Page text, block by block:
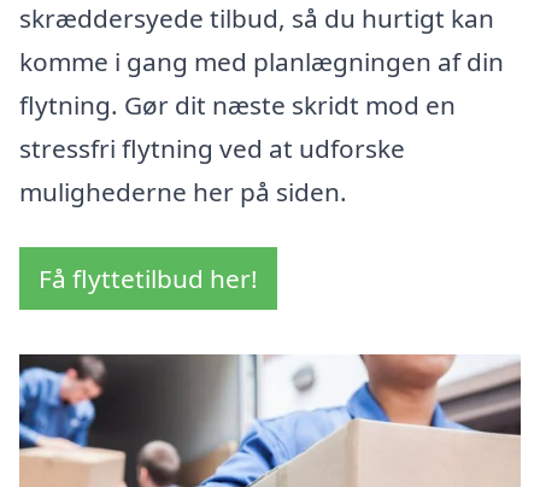
skræddersyede tilbud, så du hurtigt kan
komme i gang med planlægningen af din
flytning. Gør dit næste skridt mod en
stressfri flytning ved at udforske
mulighederne her på siden.
Få flyttetilbud her!